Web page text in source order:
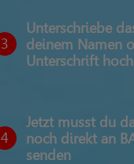
3
Unterschriebe
deinem Namen
Unterschrift hoch
4
Jetzt musst du
noch direkt an
senden